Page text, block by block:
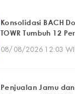
Konsolidasi BACH
TOWR Tumbuh 12
08/08/2026 12:03
Penjualan Jamu